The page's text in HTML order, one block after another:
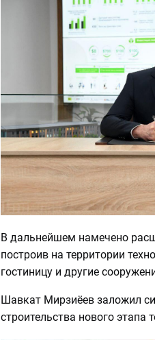
В дальнейшем намечено
построив на территории
гостиницу и другие
Шавкат Мирзиёев заложил
строительства нового этапа